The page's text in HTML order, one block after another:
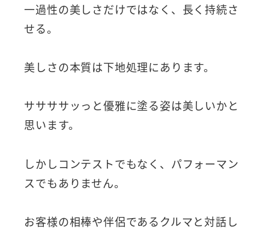
一過性の美しさだけではなく、長く持続さ
せる。
美しさの本質は下地処理にあります。
ササササッっと優雅に塗る姿は美しいかと
思います。
しかしコンテストでもなく、パフォーマン
スでもありません。
お客様の相棒や伴侶であるクルマと対話し